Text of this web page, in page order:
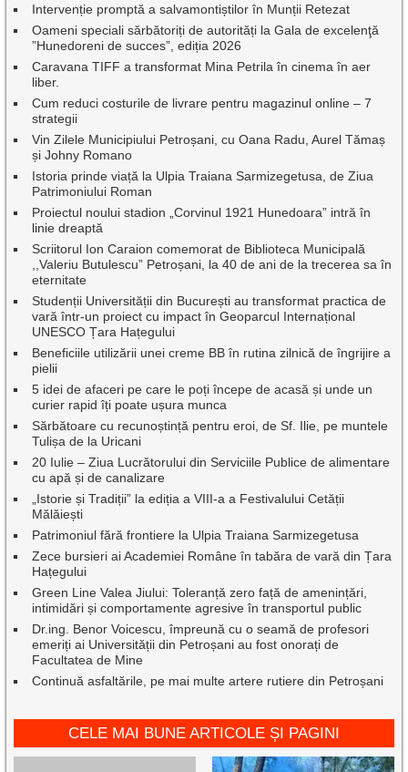
Intervenție promptă a salvamontiștilor în Munții Retezat
Oameni speciali sărbătoriți de autorități la Gala de excelenţă
”Hunedoreni de succes”, ediția 2026
Caravana TIFF a transformat Mina Petrila în cinema în aer
liber.
Cum reduci costurile de livrare pentru magazinul online – 7
strategii
Vin Zilele Municipiului Petroșani, cu Oana Radu, Aurel Tămaș
și Johny Romano
Istoria prinde viață la Ulpia Traiana Sarmizegetusa, de Ziua
Patrimoniului Roman
Proiectul noului stadion „Corvinul 1921 Hunedoara” intră în
linie dreaptă
Scriitorul Ion Caraion comemorat de Biblioteca Municipală
,,Valeriu Butulescu” Petroșani, la 40 de ani de la trecerea sa în
eternitate
Studenții Universității din București au transformat practica de
vară într-un proiect cu impact în Geoparcul Internațional
UNESCO Țara Hațegului
Beneficiile utilizării unei creme BB în rutina zilnică de îngrijire a
pielii
5 idei de afaceri pe care le poți începe de acasă și unde un
curier rapid îți poate ușura munca
Sărbătoare cu recunoștință pentru eroi, de Sf. Ilie, pe muntele
Tulișa de la Uricani
20 Iulie – Ziua Lucrătorului din Serviciile Publice de alimentare
cu apă și de canalizare
„Istorie și Tradiții” la ediția a VIII-a a Festivalului Cetății
Mălăiești
Patrimoniul fără frontiere la Ulpia Traiana Sarmizegetusa
Zece bursieri ai Academiei Române în tabăra de vară din Țara
Hațegului
Green Line Valea Jiului: Toleranță zero față de amenințări,
intimidări și comportamente agresive în transportul public
Dr.ing. Benor Voicescu, împreună cu o seamă de profesori
emeriți ai Universității din Petroșani au fost onorați de
Facultatea de Mine
Continuă asfaltările, pe mai multe artere rutiere din Petroșani
CELE MAI BUNE ARTICOLE ȘI PAGINI